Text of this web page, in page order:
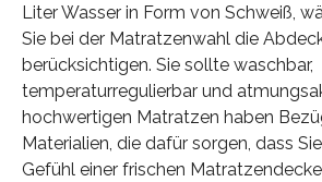
Liter Wasser in Form von Schweiß,
Sie bei der Matratzenwahl die
berücksichtigen. Sie sollte waschbar,
temperaturregulierbar und
hochwertigen Matratzen haben
Materialien, die dafür sorgen, dass
Gefühl einer frischen